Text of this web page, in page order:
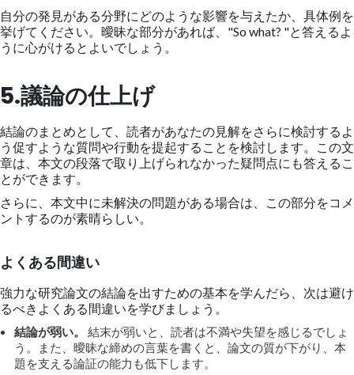
自分の発見がある分野にどのような影響を与えたか、具体例を
挙げてください。曖昧な部分があれば、"So what? "と答えるよ
うに心がけるとよいでしょう。
5.議論の仕上げ
結論のまとめとして、読者があなたの見解をさらに検討するよ
う促すような質問や行動を提起することを検討します。この文
章は、本文の段落で取り上げられなかった疑問点にも答えるこ
とができます。
さらに、本文中に未解決の問題がある場合は、この部分をコメ
ントするのが素晴らしい。
よくある間違い
強力な研究論文の結論を出すための基本を学んだら、次は避け
るべきよくある間違いを学びましょう。
結論が弱い。 結末が弱いと、読者は不満や失望を感じるでしょ
う。また、曖昧な締めの言葉を書くと、論文の質が下がり、本
題を支える論証の能力も低下します。